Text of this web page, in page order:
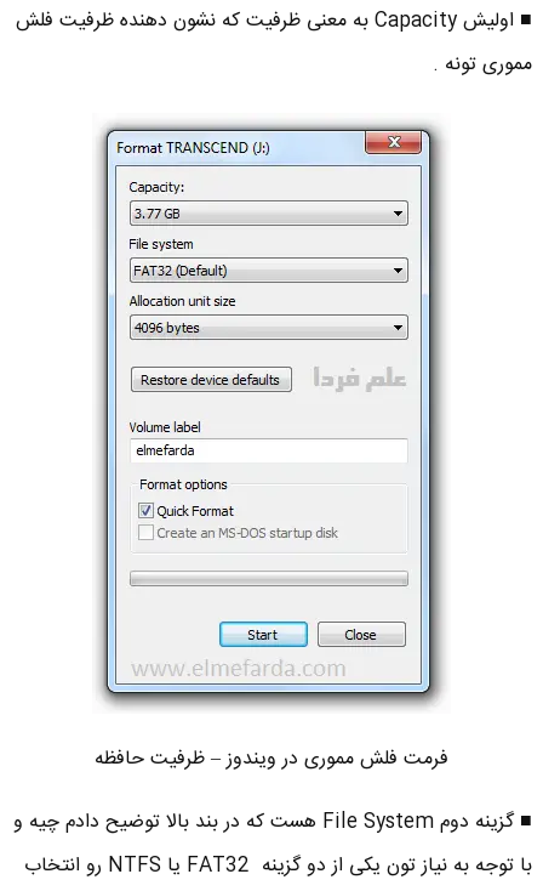
■ اولیش Capacity به معنی ظرفیت که نشون دهنده ظرفیت فلش
مموری تونه .
فرمت فلش مموری در ویندوز – ظرفیت حافظه
■ گزینه دوم File System هست که در بند بالا توضیح دادم چیه و
با توجه به نیاز تون یکی از دو گزینه FAT32 یا NTFS رو انتخاب